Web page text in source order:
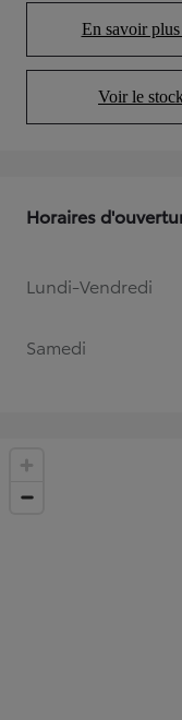
En savoir
Voir le
Horaires
Lundi-Vendredi
Samedi